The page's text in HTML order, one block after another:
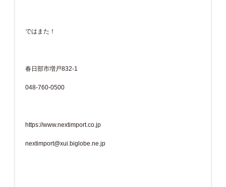
ではまた！
春日部市増戸832-1
048-760-0500
https://www.nextimport.co.jp
nextimport@xui.biglobe.ne.jp